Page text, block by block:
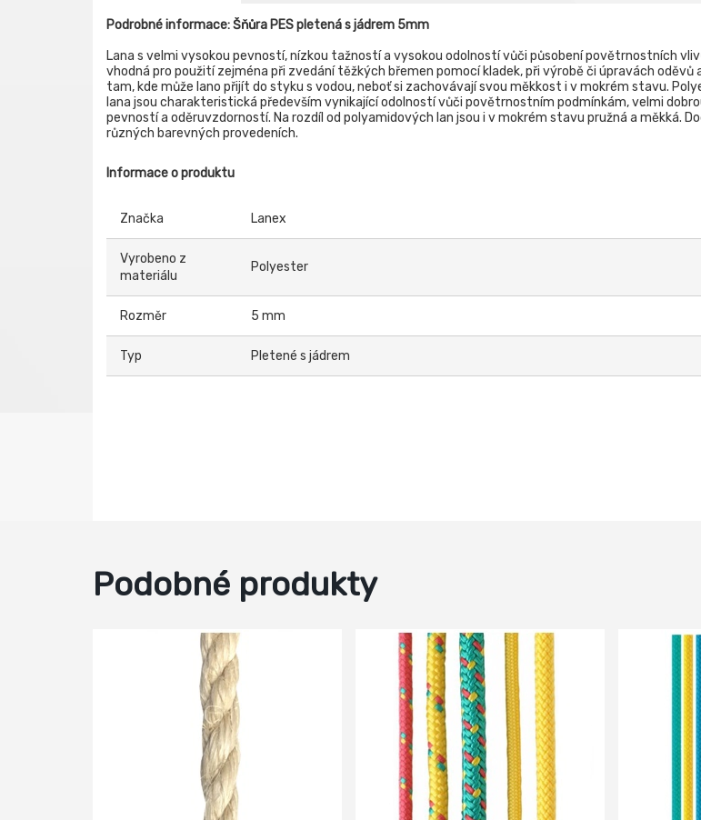
Podrobné informace: Šňůra PES pletená s jádrem 5mm
Lana s velmi vysokou pevností, nízkou tažností a vysokou odolností vůči působení povětrnostních
vhodná pro použití zejména při zvedání těžkých břemen pomocí kladek, při výrobě či úpravách oděvů
tam, kde může lano přijít do styku s vodou, neboť si zachovávají svou měkkost i v mokrém stavu.
lana jsou charakteristická především vynikající odolností vůči povětrnostním podmínkám, velmi
pevností a oděruvzdorností. Na rozdíl od polyamidových lan jsou i v mokrém stavu pružná a měkká.
různých barevných provedeních.
Informace o produktu
Značka Lanex
Vyrobeno z
materiálu
Polyester
Rozměr 5 mm
Typ Pletené s jádrem
Podobné produkty